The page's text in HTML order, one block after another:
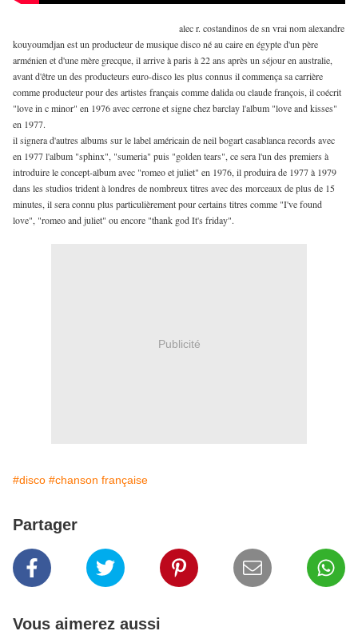
alec r. costandinos de sn vrai nom alexandre
kouyoumdjan est un producteur de musique disco né au caire en égypte d'un père
arménien et d'une mère grecque, il arrive à paris à 22 ans après un séjour en australie,
avant d'être un des producteurs euro-disco les plus connus il commença sa carrière
comme producteur pour des artistes français comme dalida ou claude françois, il coécrit
"love in c minor" en 1976 avec cerrone et signe chez barclay l'album "love and kisses"
en 1977.
il signera d'autres albums sur le label américain de neil bogart casablanca records avec
en 1977 l'album "sphinx", "sumeria" puis "golden tears", ce sera l'un des premiers à
introduire le concept-album avec "romeo et juliet" en 1976, il produira de 1977 à 1979
dans les studios trident à londres de nombreux titres avec des morceaux de plus de 15
minutes, il sera connu plus particulièrement pour certains titres comme "I've found
love", "romeo and juliet" ou encore "thank god It's friday".
Publicité
#disco #chanson française
Partager
Vous aimerez aussi